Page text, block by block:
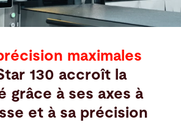
maximales
130 accroît la
grâce à ses axes à
et à sa précision